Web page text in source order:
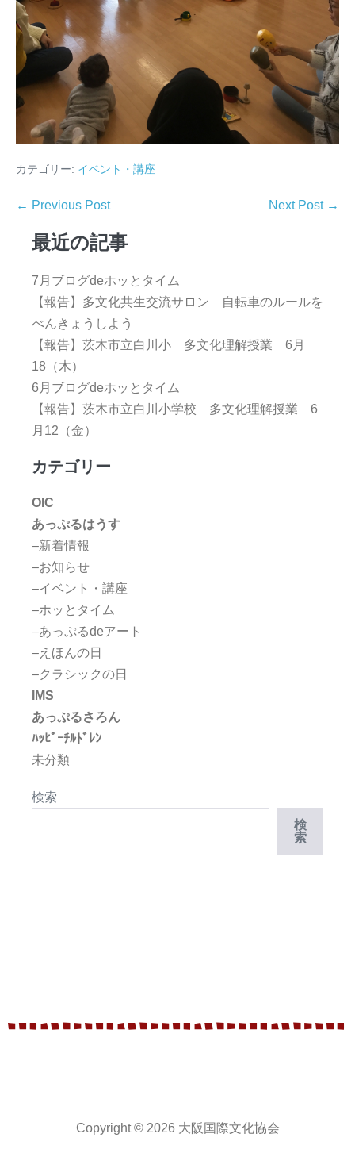
カテゴリー: イベント・講座
← Previous Post Next Post →
最近の記事
7月ブログdeホッとタイム
【報告】多文化共生交流サロン 自転車のルールを
べんきょうしよう
【報告】茨木市立白川小 多文化理解授業 6月
18（木）
6月ブログdeホッとタイム
【報告】茨木市立白川小学校 多文化理解授業 6
月12（金）
カテゴリー
OIC
あっぷるはうす
–新着情報
–お知らせ
–イベント・講座
–ホッとタイム
–あっぷるdeアート
–えほんの日
–クラシックの日
IMS
あっぷるさろん
ﾊｯﾋﾟｰﾁﾙﾄﾞﾚﾝ
未分類
検索
検
索
Copyright © 2026 大阪国際文化協会